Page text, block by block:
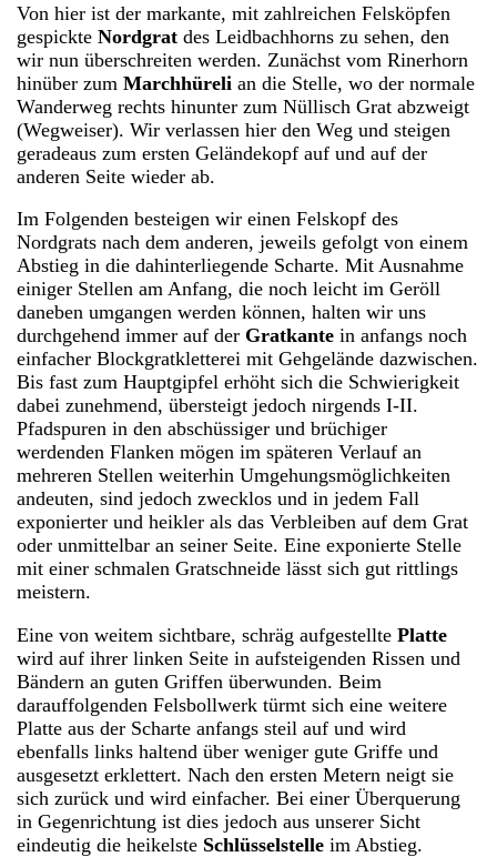
Von hier ist der markante, mit zahlreichen Felsköpfen
gespickteNordgrat des Leidbachhorns zu sehen, den
wir nun überschreiten werden. Zunächst vom Rinerhorn
hinüber zumMarchhüreli an die Stelle, wo der normale
Wanderweg rechts hinunter zum Nüllisch Grat abzweigt
(Wegweiser). Wir verlassen hier den Weg und steigen
geradeaus zum ersten Geländekopf auf und auf der
anderen Seite wieder ab.
Im Folgenden besteigen wir einen Felskopf des
Nordgrats nach dem anderen, jeweils gefolgt von einem
Abstieg in die dahinterliegende Scharte. Mit Ausnahme
einiger Stellen am Anfang, die noch leicht im Geröll
daneben umgangen werden können, halten wir uns
durchgehend immer auf der Gratkante in anfangs noch
einfacher Blockgratkletterei mit Gehgelände dazwischen.
Bis fast zum Hauptgipfel erhöht sich die Schwierigkeit
dabei zunehmend, übersteigt jedoch nirgends I-II.
Pfadspuren in den abschüssiger und brüchiger
werdenden Flanken mögen im späteren Verlauf an
mehreren Stellen weiterhin Umgehungsmöglichkeiten
andeuten, sind jedoch zwecklos und in jedem Fall
exponierter und heikler als das Verbleiben auf dem Grat
oder unmittelbar an seiner Seite. Eine exponierte Stelle
mit einer schmalen Gratschneide lässt sich gut rittlings
meistern.
Eine von weitem sichtbare, schräg aufgestelltePlatte
wird auf ihrer linken Seite in aufsteigenden Rissen und
Bändern an guten Griffen überwunden. Beim
darauffolgenden Felsbollwerk türmt sich eine weitere
Platte aus der Scharte anfangs steil auf und wird
ebenfalls links haltend über weniger gute Griffe und
ausgesetzt erklettert. Nach den ersten Metern neigt sie
sich zurück und wird einfacher. Bei einer Überquerung
in Gegenrichtung ist dies jedoch aus unserer Sicht
eindeutig die heikelste Schlüsselstelle im Abstieg.